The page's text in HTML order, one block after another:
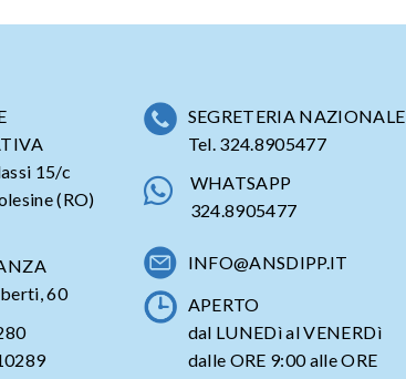
15/c
(RO)
60
SEGRETERIA NAZIONALE
Tel. 324.8905477
WHATSAPP
324.8905477
INFO@ANSDIPP.IT
APERTO
dal LUNEDì al VENERDì
dalle ORE 9:00 alle ORE